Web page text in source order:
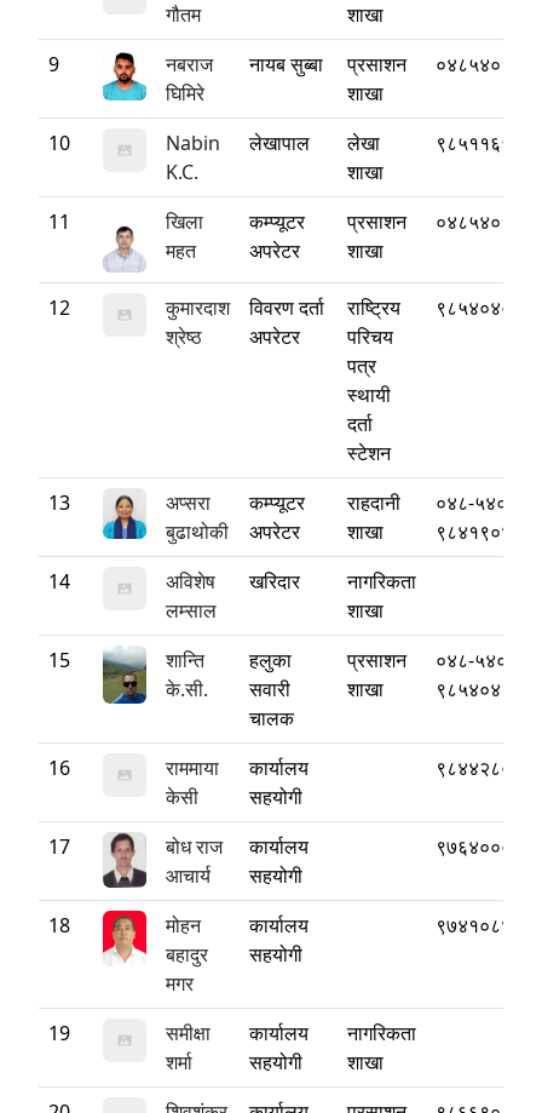
गौतम
शाखा
9
नबराज
घिमिरे
नायब सुब्बा
प्रसाशन
शाखा
०४८५४०१३३
10
Nabin
K.C.
लेखापाल
लेखा
शाखा
11
खिला
महत
कम्प्यूटर
अपरेटर
प्रसाशन
शाखा
०४८५४०१३३
12
कुमारदाश
श्रेष्ठ
विवरण दर्ता
अपरेटर
राष्ट्रिय
परिचय
पत्र
स्थायी
दर्ता
स्टेशन
13
अप्सरा
बुढाथोकी
कम्प्यूटर
अपरेटर
राहदानी
शाखा
०४८-५४०३७०
14
अविशेष
लम्साल
खरिदार
नागरिकता
शाखा
15
शान्ति
के.सी.
हलुका
सवारी
चालक
प्रसाशन
शाखा
०४८-५४०३७०
16
राममाया
केसी
कार्यालय
सहयोगी
17
बोध राज
आचार्य
कार्यालय
सहयोगी
18
मोहन
बहादुर
मगर
कार्यालय
सहयोगी
19
समीक्षा
शर्मा
कार्यालय
सहयोगी
नागरिकता
शाखा